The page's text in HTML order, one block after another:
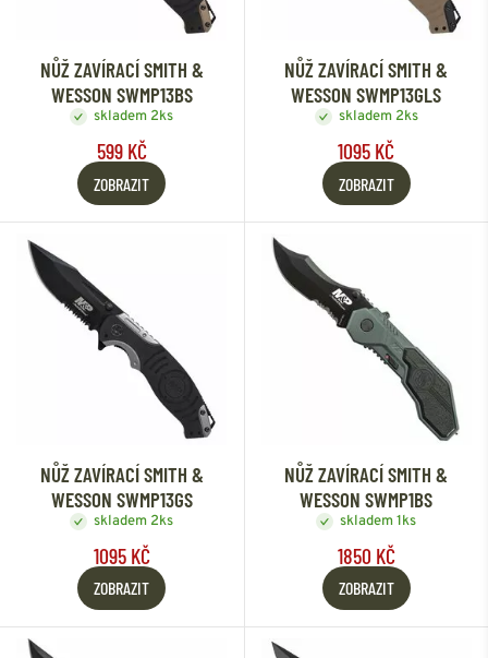
NŮŽ ZAVÍRACÍ SMITH &
WESSON SWMP13BS
skladem 2ks
599 KČ
ZOBRAZIT
NŮŽ ZAVÍRACÍ SMITH &
WESSON SWMP13GLS
skladem 2ks
1095 KČ
ZOBRAZIT
NŮŽ ZAVÍRACÍ SMITH &
WESSON SWMP13GS
skladem 2ks
1095 KČ
ZOBRAZIT
NŮŽ ZAVÍRACÍ SMITH &
WESSON SWMP1BS
skladem 1ks
1850 KČ
ZOBRAZIT